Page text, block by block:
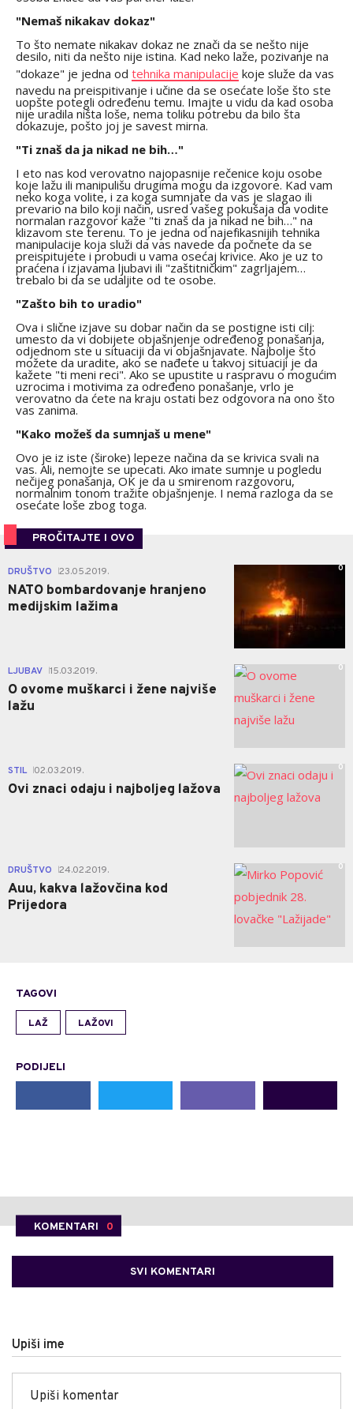
"Nemaš nikakav dokaz"
To što nemate nikakav dokaz ne znači da se nešto nije
desilo, niti da nešto nije istina. Kad neko laže, pozivanje na
"dokaze" je jedna od tehnika manipulacije koje služe da vas
navedu na preispitivanje i učine da se osećate loše što ste
uopšte potegli određenu temu. Imajte u vidu da kad osoba
nije uradila ništa loše, nema toliku potrebu da bilo šta
dokazuje, pošto joj je savest mirna.
"Ti znaš da ja nikad ne bih…"
I eto nas kod verovatno najopasnije rečenice koju osobe
koje lažu ili manipulišu drugima mogu da izgovore. Kad vam
neko koga volite, i za koga sumnjate da vas je slagao ili
prevario na bilo koji način, usred vašeg pokušaja da vodite
normalan razgovor kaže "ti znaš da ja nikad ne bih…" na
klizavom ste terenu. To je jedna od najefikasnijih tehnika
manipulacije koja služi da vas navede da počnete da se
preispitujete i probudi u vama osećaj krivice. Ako je uz to
praćena i izjavama ljubavi ili "zaštitničkim" zagrljajem…
trebalo bi da se udaljite od te osobe.
"Zašto bih to uradio"
Ova i slične izjave su dobar način da se postigne isti cilj:
umesto da vi dobijete objašnjenje određenog ponašanja,
odjednom ste u situaciji da vi objašnjavate. Najbolje što
možete da uradite, ako se nađete u takvoj situaciji je da
kažete "ti meni reci". Ako se upustite u raspravu o mogućim
uzrocima i motivima za određeno ponašanje, vrlo je
verovatno da ćete na kraju ostati bez odgovora na ono što
vas zanima.
"Kako možeš da sumnjaš u mene"
Ovo je iz iste (široke) lepeze načina da se krivica svali na
vas. Ali, nemojte se upecati. Ako imate sumnje u pogledu
nečijeg ponašanja, OK je da u smirenom razgovoru,
normalnim tonom tražite objašnjenje. I nema razloga da se
osećate loše zbog toga.
PROČITAJTE I OVO
DRUŠTVO 23.05.2019.
NATO bombardovanje hranjeno
medijskim lažima
0
LJUBAV 15.03.2019.
O ovome muškarci i žene najviše
lažu
0
STIL 02.03.2019.
Ovi znaci odaju i najboljeg lažova
0
DRUŠTVO 24.02.2019.
Auu, kakva lažovčina kod
Prijedora
0
TAGOVI
LAŽ LAŽOVI
PODIJELI
KOMENTARI 0
SVI KOMENTARI
Upiši ime